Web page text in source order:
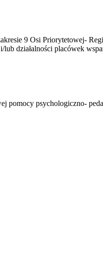
9 Osi Priorytetowej-
działalności placówek
pomocy psychologiczno-